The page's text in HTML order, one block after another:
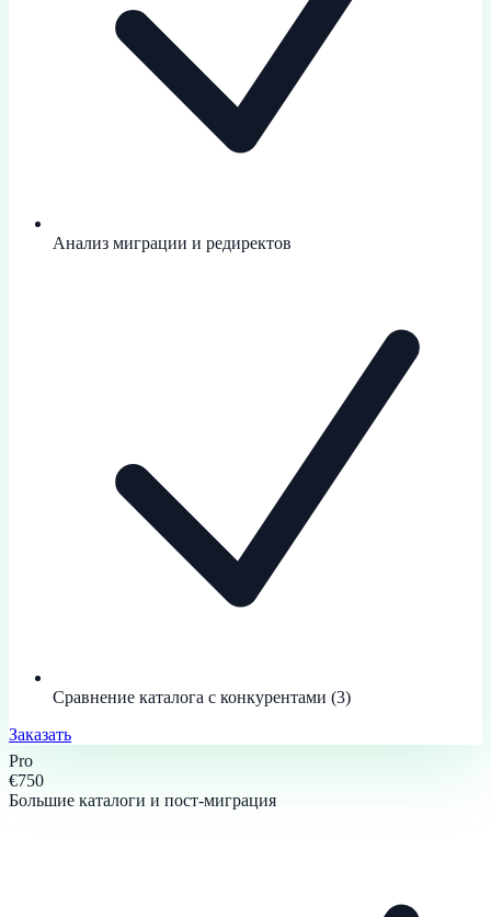
Анализ миграции и редиректов
Сравнение каталога с конкурентами (3)
Заказать
Pro
€750
Большие каталоги и пост-миграция